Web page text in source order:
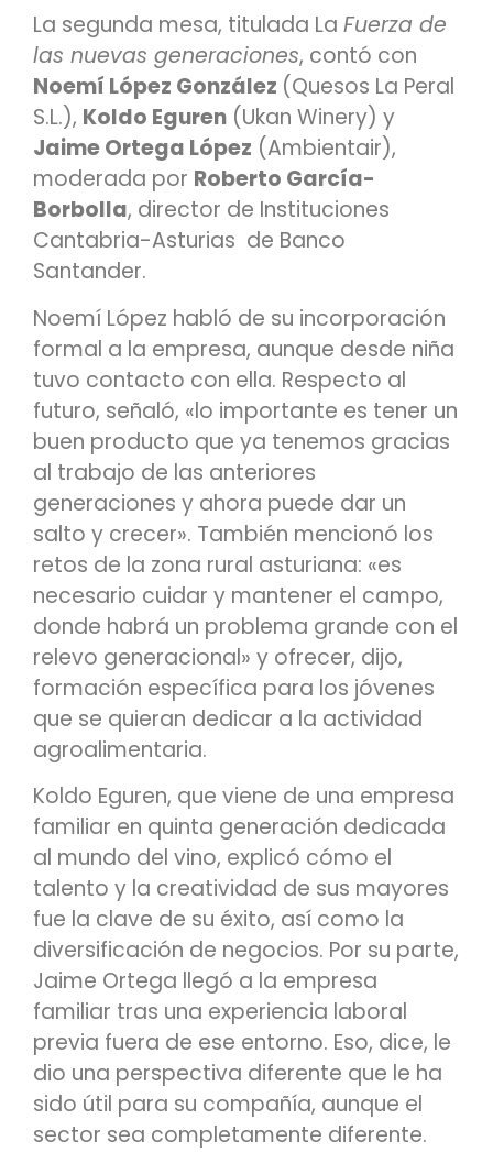
La segunda mesa, titulada La Fuerza de
las nuevas generaciones, contó con
Noemí López González (Quesos La Peral
S.L.), Koldo Eguren (Ukan Winery) y
Jaime Ortega López (Ambientair),
moderada por Roberto García-
Borbolla, director de Instituciones
Cantabria-Asturias de Banco
Santander.
Noemí López habló de su incorporación
formal a la empresa, aunque desde niña
tuvo contacto con ella. Respecto al
futuro, señaló, «lo importante es tener un
buen producto que ya tenemos gracias
al trabajo de las anteriores
generaciones y ahora puede dar un
salto y crecer». También mencionó los
retos de la zona rural asturiana: «es
necesario cuidar y mantener el campo,
donde habrá un problema grande con el
relevo generacional» y ofrecer, dijo,
formación específica para los jóvenes
que se quieran dedicar a la actividad
agroalimentaria.
Koldo Eguren, que viene de una empresa
familiar en quinta generación dedicada
al mundo del vino, explicó cómo el
talento y la creatividad de sus mayores
fue la clave de su éxito, así como la
diversificación de negocios. Por su parte,
Jaime Ortega llegó a la empresa
familiar tras una experiencia laboral
previa fuera de ese entorno. Eso, dice, le
dio una perspectiva diferente que le ha
sido útil para su compañía, aunque el
sector sea completamente diferente.